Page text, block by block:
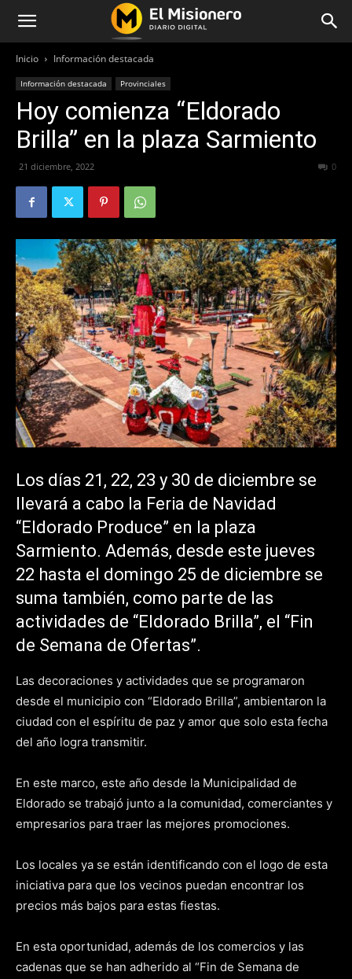
Inicio Información destacada
Información destacada Provinciales
Hoy comienza “Eldorado
Brilla” en la plaza Sarmiento
21 diciembre, 2022 0
Los días 21, 22, 23 y 30 de diciembre se
llevará a cabo la Feria de Navidad
“Eldorado Produce” en la plaza
Sarmiento. Además, desde este jueves
22 hasta el domingo 25 de diciembre se
suma también, como parte de las
actividades de “Eldorado Brilla”, el “Fin
de Semana de Ofertas”.
Las decoraciones y actividades que se programaron
desde el municipio con “Eldorado Brilla”, ambientaron la
ciudad con el espíritu de paz y amor que solo esta fecha
del año logra transmitir.
En este marco, este año desde la Municipalidad de
Eldorado se trabajó junto a la comunidad, comerciantes y
empresarios para traer las mejores promociones.
Los locales ya se están identificando con el logo de esta
iniciativa para que los vecinos puedan encontrar los
precios más bajos para estas fiestas.
En esta oportunidad, además de los comercios y las
cadenas que se han adherido al “Fin de Semana de